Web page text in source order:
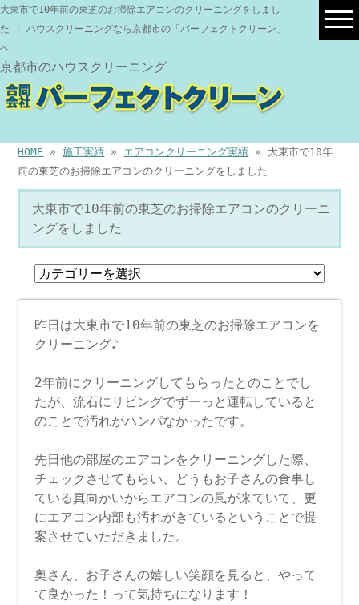
大東市で10年前の東芝のお掃除エアコンのクリーニングをしまし
た | ハウスクリーニングなら京都市の「パーフェクトクリーン」
へ
京都市のハウスクリーニング
HOME »施工実績 » エアコンクリーニング実績 » 大東市で10年
前の東芝のお掃除エアコンのクリーニングをしました
大東市で10年前の東芝のお掃除エアコンのクリーニ
ングをしました
昨日は大東市で10年前の東芝のお掃除エアコンを
クリーニング♪
2年前にクリーニングしてもらったとのことでし
たが、流石にリビングでずーっと運転していると
のことで汚れがハンパなかったです。
先日他の部屋のエアコンをクリーニングした際、
チェックさせてもらい、どうもお子さんの食事し
ている真向かいからエアコンの風が来ていて、更
にエアコン内部も汚れがきているということで提
案させていただきました。
奥さん、お子さんの嬉しい笑顔を見ると、やって
て良かった！って気持ちになります！